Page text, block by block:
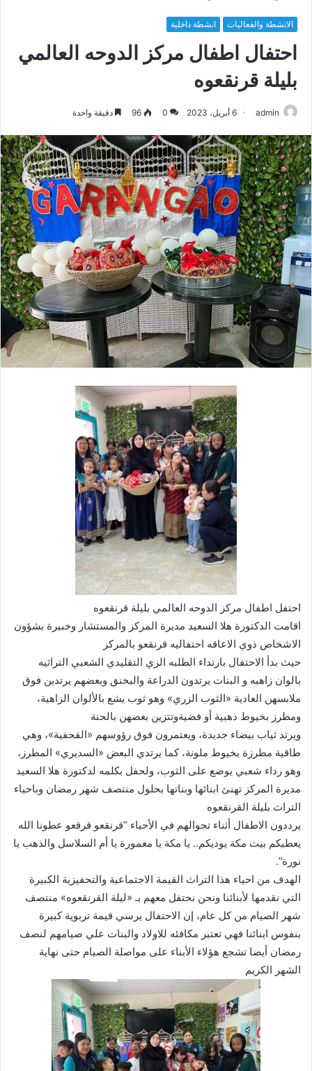
الانشطة والفعاليات انشطة داخلية
احتفال اطفال مركز الدوحه العالمي
بليلة قرنقعوه
admin 6 أبريل، 2023 0
96 دقيقة واحدة
احتفل اطفال مركز الدوحه العالمي بليلة قرنقعوه
اقامت الدكتورة هلا السعيد مديرة المركز والمستشار وخبيرة بشؤون
الاشخاص ذوي الاعاقه احتفاليه قرنقعو بالمركز
حيث بدأ الاحتفال بارتداء الطلبه الزي التقليدي الشعبي التراثيه
بالوان زاهبه و البنات يرتدون الدراعة والبخنق وبعضهم يرتدين فوق
ملابسهن العادية «الثوب الزري» وهو ثوب يشع بالألوان الزاهية،
ومطرز بخيوط ذهبية أو فضيةوتتزين بعضهن بالحنة
ويرتد ثياب بيضاء جديدة، ويعتمرون فوق رؤوسهم «القحفية»، وهي
طاقية مطرزة بخيوط ملونة، كما يرتدي البعض «السديري» المطرز،
وهو رداء شعبي يوضع على الثوب، ولحفل بكلمه لدكتورة هلا السعيد
مديرة المركز تهنئ ابنائها وبناتها بحلول منتصف شهر رمضان وباحياء
التراث بليلة القرنقعوه
يرددون الاطفال أثناء تجوالهم في الأحياء “قرنقعو قرقعو عطونا الله
يعطيكم بيت مكة يوديكم.. يا مكة يا معمورة يا أم السلاسل والذهب يا
نورة”.
الهدف من احياء هذا التراث القيمة الاجتماعية والتحفيزية الكبيرة
التي نقدمها لأبنائنا ونحن نحتفل معهم بـ «ليلة القرنقعوه» منتصف
شهر الصيام من كل عام، إن الاحتفال يرسي قيمة تربوية كبيرة
بنفوس ابنائنا فهي تعتبر مكافئه للاولاد والبنات علي صيامهم لنصف
رمضان أيضا تشجع هؤلاء الأبناء على مواصلة الصيام حتى نهاية
الشهر الكريم